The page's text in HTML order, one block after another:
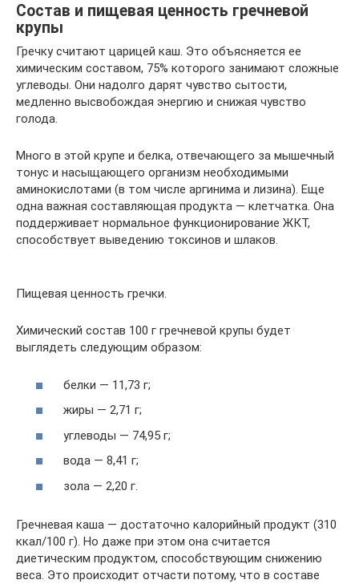
Состав и пищевая ценность гречневой
крупы
Гречку считают царицей каш. Это объясняется ее
химическим составом, 75% которого занимают сложные
углеводы. Они надолго дарят чувство сытости,
медленно высвобождая энергию и снижая чувство
голода.
Много в этой крупе и белка, отвечающего за мышечный
тонус и насыщающего организм необходимыми
аминокислотами (в том числе аргинима и лизина). Еще
одна важная составляющая продукта — клетчатка. Она
поддерживает нормальное функционирование ЖКТ,
способствует выведению токсинов и шлаков.
Пищевая ценность гречки.
Химический состав 100 г гречневой крупы будет
выглядеть следующим образом:
белки — 11,73 г;
жиры — 2,71 г;
углеводы — 74,95 г;
вода — 8,41 г;
зола — 2,20 г.
Гречневая каша — достаточно калорийный продукт (310
ккал/100 г). Но даже при этом она считается
диетическим продуктом, способствующим снижению
веса. Это происходит отчасти потому, что в составе